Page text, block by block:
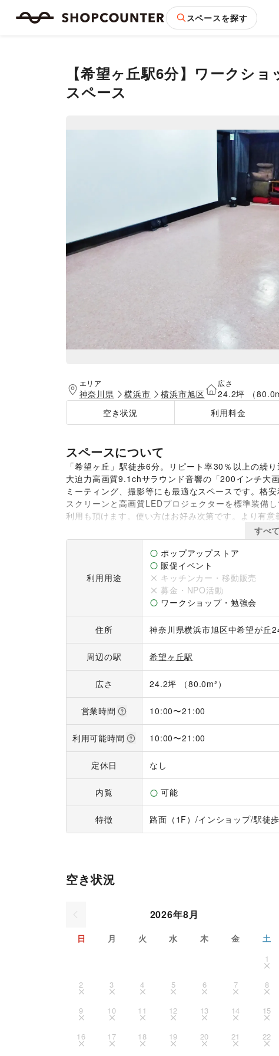
スペースを探す
【希望ヶ丘駅6分】ワークシ
スペース
エリア
神奈川県 横浜市 横浜市旭区
広さ
24.2坪 （
空き状況
利用料金
スペースについて
「希望ヶ丘」駅徒歩6分。リピート率30％以上の繰
大迫力高画質9.1chサラウンド音響の「200インチ大
ミーティング、撮影等にも最適なスペースです。格
スクリーンと高画質LEDプロジェクターを標準装備
利用も頂けます。使い方はお好み次第です。より有意
【利用時間】
すべ
利用用途
ポップアップストア
販促イベント
キッチンカー・移動販売
募金・NPO活動
ワークショップ・勉強会
住所 神奈川県横浜市旭区中希望が丘
周辺の駅 希望ヶ丘駅
広さ 24.2坪 （80.0m²）
営業時間 10:00〜21:00
利用可能時間 10:00〜21:00
定休日 なし
内覧 可能
特徴 路面（1F）/インショップ/駅徒
空き状況
2026年8月
日 月 火 水 木 金 土
1
2 3 4 5 6 7 8
9 10 11 12 13 14 15
16 17 18 19 20 21 22